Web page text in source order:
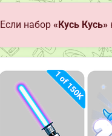
Если набор«Кусь Кусь»